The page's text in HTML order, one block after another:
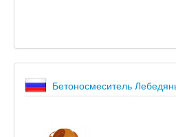
Бетоносмеситель